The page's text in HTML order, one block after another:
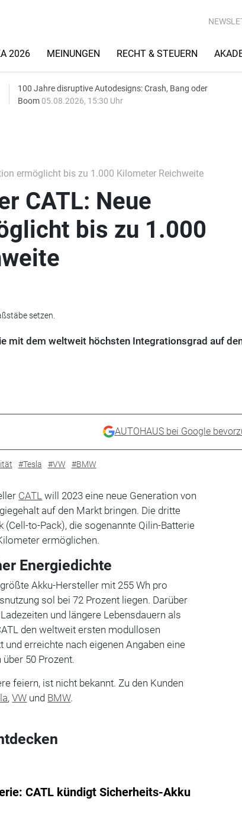
2026 MEINUNGEN RECHT & STEUERN
100 Jahre disruptive Autodesigns: Crash, Bang oder
Boom 05.08.2026, 15:30 Uhr
ermöglicht bis zu 1.000 Kilometer Reichweite
CATL: Neue
bis zu 1.000
setzen.
mit dem weltweit höchsten Integrationsgrad auf
AUTOHAUS bei Google
#Tesla #VW #BMW
CATL will 2023 eine neue Generation von
auf den Markt bringen. Die dritte
(Cell-to-Pack), die sogenannte Qilin-Batterie
ermöglichen.
Energiedichte
Akku-Hersteller mit 255 Wh pro
sol bei 72 Prozent liegen. Darüber
und längere Lebensdauern als
den weltweit ersten modullosen
und erreichte nach eigenen Angaben eine
50 Prozent.
feiern, ist nicht bekannt. Zu den Kunden
,VW und BMW.
CATL kündigt Sicherheits-Akku